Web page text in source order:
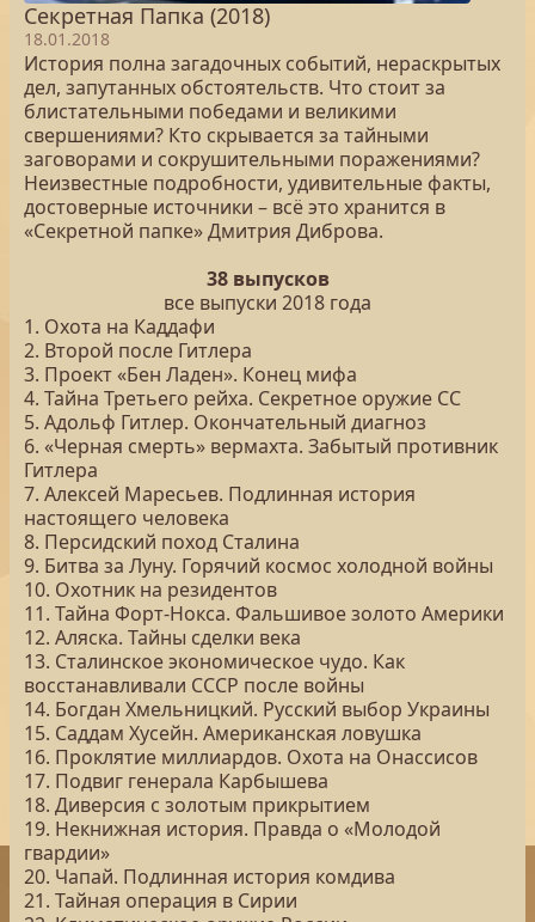
Секретная Папка (2018)
18.01.2018
История полна загадочных событий, нераскрытых
дел, запутанных обстоятельств. Что стоит за
блистательными победами и великими
свершениями? Кто скрывается за тайными
заговорами и сокрушительными поражениями?
Неизвестные подробности, удивительные факты,
достоверные источники – всё это хранится в
«Секретной папке» Дмитрия Диброва.
38 выпусков
все выпуски 2018 года
1. Охота на Каддафи
2. Второй после Гитлера
3. Проект «Бен Ладен». Конец мифа
4. Тайна Третьего рейха. Секретное оружие СС
5. Адольф Гитлер. Окончательный диагноз
6. «Черная смерть» вермахта. Забытый противник
Гитлера
7. Алексей Маресьев. Подлинная история
настоящего человека
8. Персидский поход Сталина
9. Битва за Луну. Горячий космос холодной войны
10. Охотник на резидентов
11. Тайна Форт-Нокса. Фальшивое золото Америки
12. Аляска. Тайны сделки века
13. Сталинское экономическое чудо. Как
восстанавливали СССР после войны
14. Богдан Хмельницкий. Русский выбор Украины
15. Саддам Хусейн. Американская ловушка
16. Проклятие миллиардов. Охота на Онассисов
17. Подвиг генерала Карбышева
18. Диверсия с золотым прикрытием
19. Некнижная история. Правда о «Молодой
гвардии»
20. Чапай. Подлинная история комдива
21. Тайная операция в Сирии